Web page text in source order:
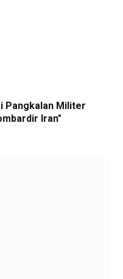
Pangkalan Militer
Iran"